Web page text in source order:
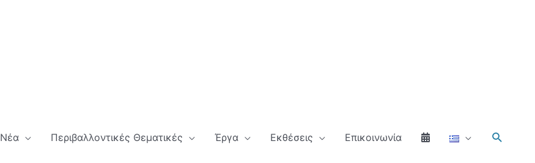
Νέα Περιβαλλοντικές Θεματικές Έργα Εκθέσεις Επικοινωνία